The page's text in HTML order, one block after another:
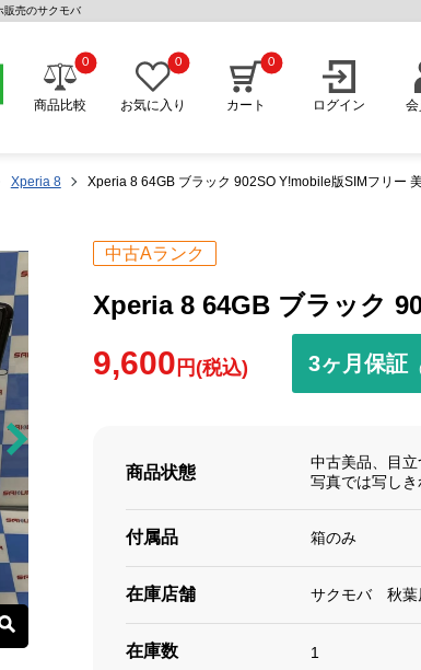
売のサクモバ
商品比較
0
お気に入り
0
カート
0
ログイン
Xperia 8 Xperia 8 64GB ブラック 902SO Y!mobile版SIMフリー
中古Aランク
Xperia 8 64GB ブラック
9,600 円(税込) 3ヶ月保証
商品状態
中古美品、目
写真では写しき
付属品 箱のみ
在庫店舗 サクモバ 秋葉
在庫数 1